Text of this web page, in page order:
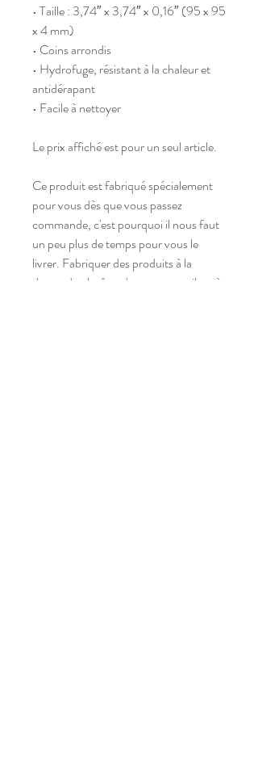
• Taille : 3,74″ x 3,74″ x 0,16″ (95 x 95
x 4 mm)
• Coins arrondis
• Hydrofuge, résistant à la chaleur et
antidérapant
• Facile à nettoyer
Le prix affiché est pour un seul article.
Ce produit est fabriqué spécialement
pour vous dès que vous passez
commande, c'est pourquoi il nous faut
un peu plus de temps pour vous le
livrer. Fabriquer des produits à la
demande plutôt qu'en vrac contribue à